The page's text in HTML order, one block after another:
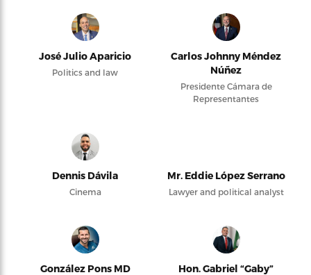
José Julio Aparicio
Politics and law
Carlos Johnny Méndez
Núñez
Presidente Cámara de
Representantes
Dennis Dávila
Cinema
Mr. Eddie López Serrano
Lawyer and political analyst
González Pons MD
Hon. Gabriel “Gaby”